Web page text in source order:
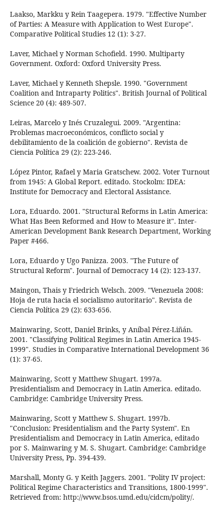
Laakso, Markku y Rein Taagepera. 1979. "Effective Number
of Parties: A Measure with Application to West Europe".
Comparative Political Studies 12 (1): 3-27.
Laver, Michael y Norman Schofield. 1990. Multiparty
Government. Oxford: Oxford University Press.
Laver, Michael y Kenneth Shepsle. 1990. "Government
Coalition and Intraparty Politics". British Journal of Political
Science 20 (4): 489-507.
Leiras, Marcelo y Inés Cruzalegui. 2009. "Argentina:
Problemas macroeconómicos, conflicto social y
debilitamiento de la coalición de gobierno". Revista de
Ciencia Política 29 (2): 223-246.
López Pintor, Rafael y Maria Gratschew. 2002. Voter Turnout
from 1945: A Global Report. editado. Stockolm: IDEA:
Institute for Democracy and Electoral Assistance.
Lora, Eduardo. 2001. "Structural Reforms in Latin America:
What Has Been Reformed and How to Measure it". Inter-
American Development Bank Research Department, Working
Paper #466.
Lora, Eduardo y Ugo Panizza. 2003. "The Future of
Structural Reform". Journal of Democracy 14 (2): 123-137.
Maingon, Thais y Friedrich Welsch. 2009. "Venezuela 2008:
Hoja de ruta hacia el socialismo autoritario". Revista de
Ciencia Política 29 (2): 633-656.
Mainwaring, Scott, Daniel Brinks, y Aníbal Pérez-Liñán.
2001. "Classifying Political Regimes in Latin America 1945-
1999". Studies in Comparative International Development 36
(1): 37-65.
Mainwaring, Scott y Matthew Shugart. 1997a.
Presidentialism and Democracy in Latin America. editado.
Cambridge: Cambridge University Press.
Mainwaring, Scott y Matthew S. Shugart. 1997b.
"Conclusion: Presidentialism and the Party System". En
Presidentialism and Democracy in Latin America, editado
por S. Mainwaring y M. S. Shugart. Cambridge: Cambridge
University Press, Pp. 394-439.
Marshall, Monty G. y Keith Jaggers. 2001. "Polity IV project:
Political Regime Characteristics and Transitions, 1800-1999".
Retrieved from: http://www.bsos.umd.edu/cidcm/polity/.